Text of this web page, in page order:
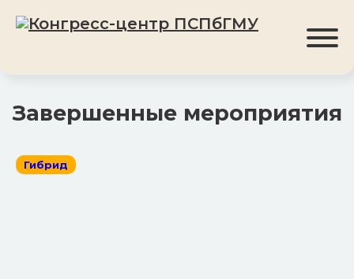
Завершенные мероприятия
Гибрид